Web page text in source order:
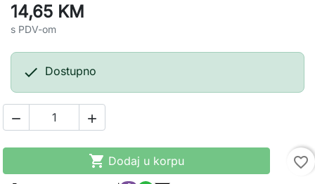
14,65 KM
s PDV-om
 Dostupno
 
 Dodaj u korpu
favorite_border